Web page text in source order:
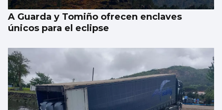
A Guarda y Tomiño ofrecen enclaves
únicos para el eclipse